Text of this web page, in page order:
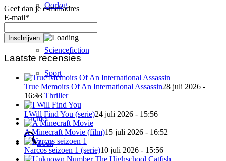
Oorlog
Sciencefiction
Sport
Thriller
Archief
Zoek
Geef dan je e-mailadres
E-mail*
Laatste recensies
True Memoirs Of An International Assassin28 juli 2026 -
16:43
I Will Find You (serie)24 juli 2026 - 15:56
A Minecraft Movie (film)15 juli 2026 - 16:52
Narcos seizoen 1 (serie)10 juli 2026 - 15:56